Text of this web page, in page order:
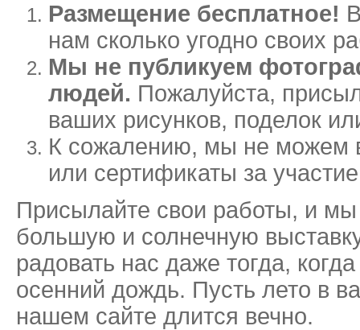
Размещение бесплатное!
нам сколько угодно своих
Мы не публикуем
людей. Пожалуйста,
ваших рисунков, поделок
К сожалению, мы не можем
или сертификаты за
Присылайте свои работы, и
большую и солнечную
радовать нас даже тогда,
осенний дождь. Пусть лето в
нашем сайте длится вечно.